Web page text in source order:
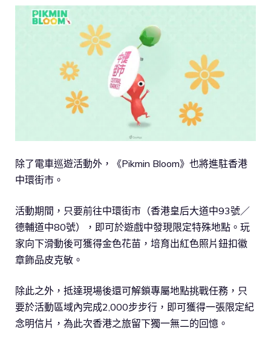
除了電車巡遊活動外，《Pikmin Bloom》也將進駐香港
中環街市。
活動期間，只要前往中環街市（香港皇后大道中93號／
德輔道中80號），即可於遊戲中發現限定特殊地點。玩
家向下滑動後可獲得金色花苗，培育出紅色照片鈕扣徽
章飾品皮克敏。
除此之外，抵達現場後還可解鎖專屬地點挑戰任務，只
要於活動區域內完成2,000步步行，即可獲得一張限定紀
念明信片，為此次香港之旅留下獨一無二的回憶。